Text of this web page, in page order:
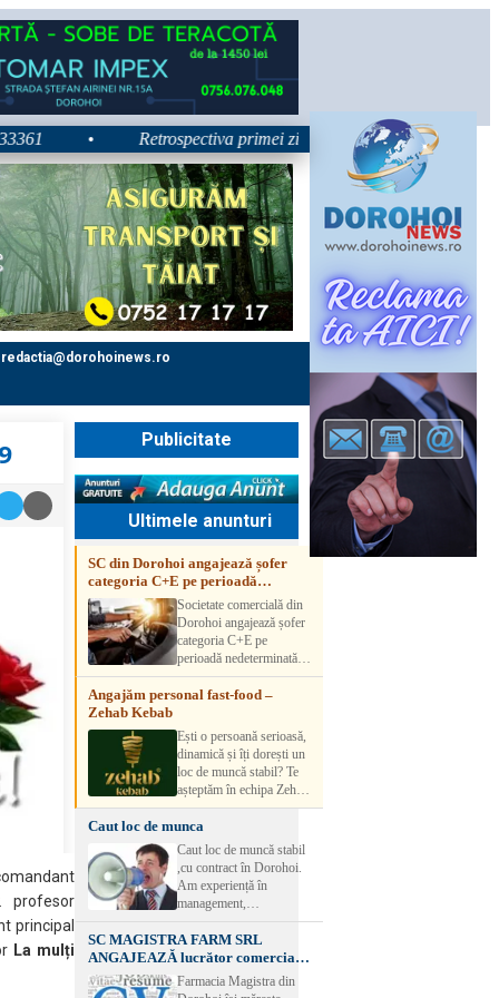
Retrospectiva primei zile la Zilele Nordului 2026:
redactia@dorohoinews.ro
profesor
principal
La mulți
Publicitate
Ultimele anunturi
SC din Dorohoi angajează șofer
categoria C+E pe perioadă
nedeterminatăSocietate comercială din
Dorohoi angajează șofer
categoria C+E pe
perioadă nedeterminată.
Candidatul trebuie să
aibă experiență și atestat
detalii, vă rog să sunați la
numărul de telefon.
Angajăm personal fast-food –
Zehab Kebab
Ești o persoană serioasă,
dinamică și îți dorești un
loc de muncă stabil? Te
așteptăm în echipa Zehab
Kebab! Posturi
disponibile: -
SHAORMAR AJUTOR
BUCATAR 2/posturi -
LUCRATOR
COMERCIAL
VANZATOR /2 posturi
OFERIM : Contract de
muncă Program flexibil
Salariu motivant, în
funcție de experienț
Caut loc de munca
Caut loc de muncă stabil
,cu contract în Dorohoi.
Am experiență în
management,
contabilitate, ospătărie .
Rog seriozitate
SC MAGISTRA FARM SRL
ANGAJEAZĂ lucrător comercial –
DOROHOI
Farmacia Magistra din